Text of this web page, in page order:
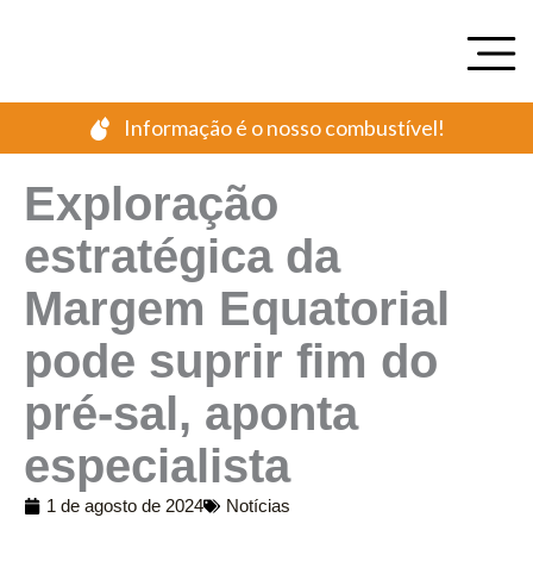
Informação é o nosso combustível!
Exploração
estratégica da
Margem Equatorial
pode suprir fim do
pré-sal, aponta
especialista
1 de agosto de 2024 Notícias